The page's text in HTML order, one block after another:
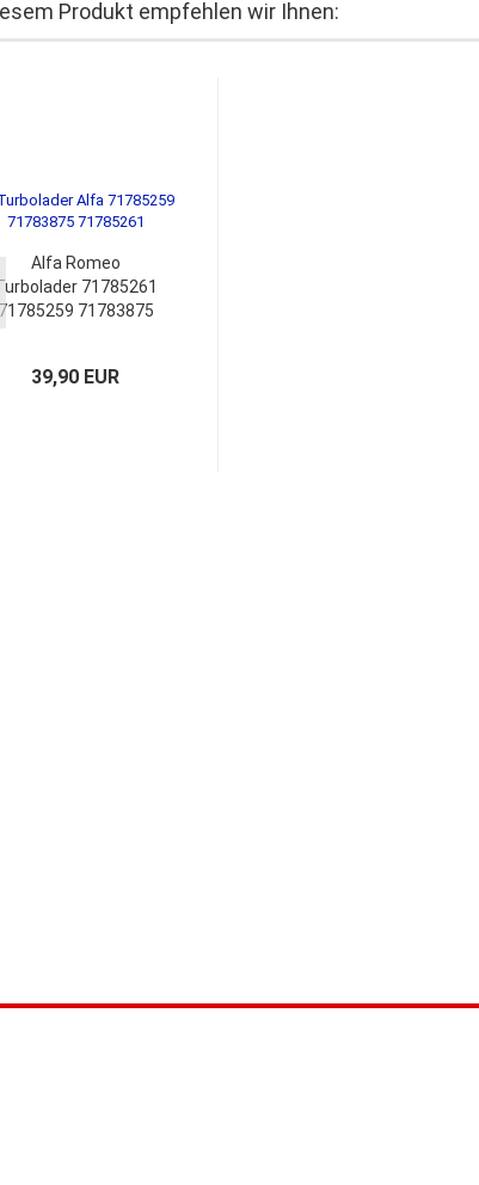
Produkt empfehlen wir Ihnen:
Alfa Romeo
71785261
71785259 71783875
39,90 EUR